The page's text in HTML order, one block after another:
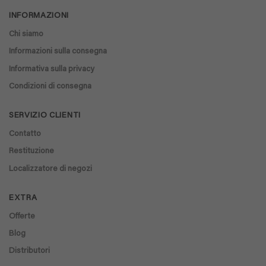
INFORMAZIONI
Chi siamo
Informazioni sulla consegna
Informativa sulla privacy
Condizioni di consegna
SERVIZIO CLIENTI
Contatto
Restituzione
Localizzatore di negozi
EXTRA
Offerte
Blog
Distributori